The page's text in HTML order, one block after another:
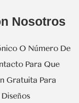
Nosotros
O Número De
Para Que
Gratuita Para